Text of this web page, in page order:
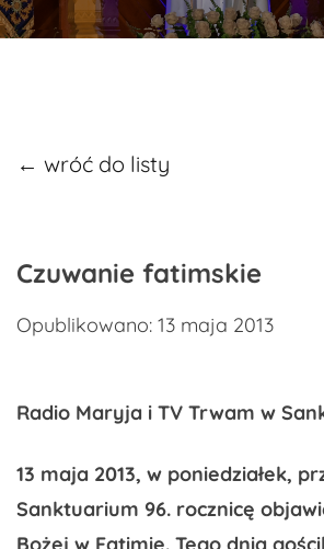
← wróć do listy
Czuwanie fatimskie
Opublikowano: 13 maja 2013
Radio Maryja i TV Trwam w
13 maja 2013, w poniedziałek,
Sanktuarium 96. rocznicę